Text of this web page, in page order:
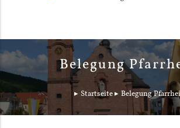
Belegung
Startseite Belegung